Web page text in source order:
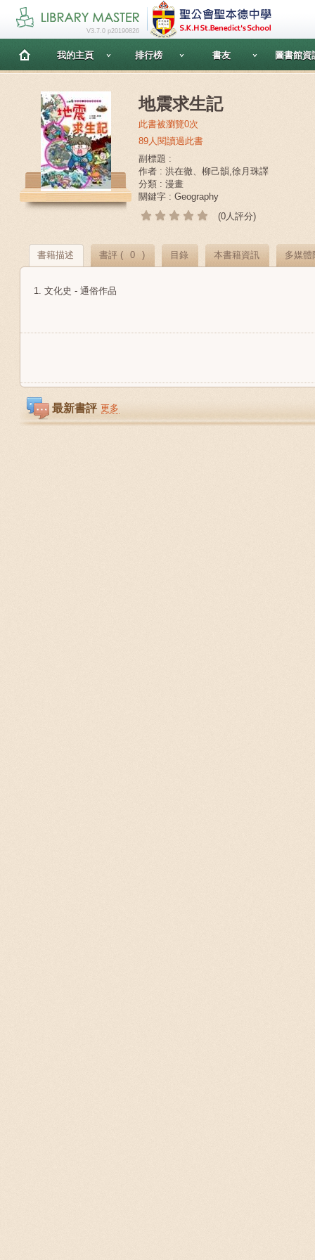
V3.7.0 p20190826
我的主頁 排行榜 書友 圖書館資
地震求生記
此書被瀏覽0次
89人閱讀過此書
副標題 :
作者 : 洪在徹、柳己韻,徐月珠譯
分類 : 漫畫
關鍵字 : Geography
(0人評分)
書籍描述 書評 ( 0 ) 目錄 本書籍資訊 多媒體
1. 文化史 - 通俗作品
最新書評 更多